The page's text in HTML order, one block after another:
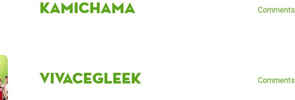
kamichama Comments
VivaceGleek Comments